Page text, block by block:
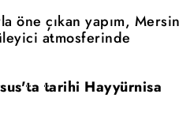
öne çıkan yapım, Mersin
atmosferinde
tarihi Hayyürnisa